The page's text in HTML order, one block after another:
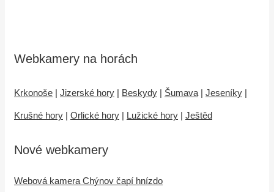
Webkamery na horách
Krkonoše | Jizerské hory | Beskydy | Šumava | Jeseníky |
Krušné hory | Orlické hory | Lužické hory | Ještěd
Nové webkamery
Webová kamera Chýnov čapí hnízdo